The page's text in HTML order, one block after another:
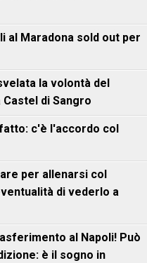
al Maradona sold out per
la volontà del
di Sangro
c'è l'accordo col
per allenarsi col
di vederlo a
al Napoli! Può
è il sogno in